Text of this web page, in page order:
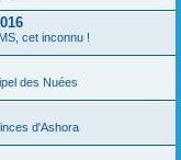
MS, cet inconnu !
des Nuées
d'Ashora